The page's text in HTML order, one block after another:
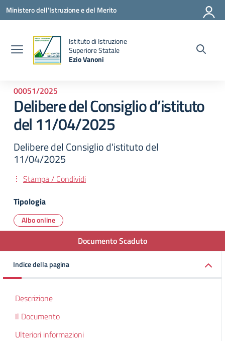
Vai ai contenuti
Vai al menu di navigazione
Vai al footer
Ministero dell'Istruzione e del Merito
Istituto di Istruzione
Superiore Statale
Ezio Vanoni
00051/2025
Delibere del Consiglio d’istituto
del 11/04/2025
Delibere del Consiglio d'istituto del
11/04/2025
Stampa / Condividi
Tipologia
Albo online
Documento Scaduto
Indice della pagina
Descrizione
Il Documento
Ulteriori informazioni